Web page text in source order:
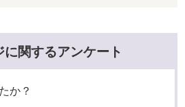
に関するアンケート
か？